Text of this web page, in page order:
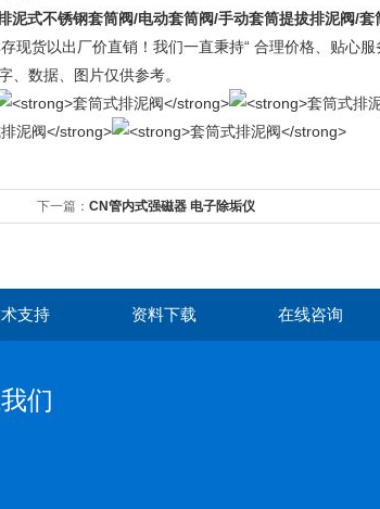
泥式不锈钢套筒阀/电动套筒阀/手动套筒提拔排泥阀/
现货以出厂价直销！我们一直秉持“ 合理价格、贴心
、数据、图片仅供参考。
下一篇： CN管内式强磁器 电子除垢仪
支持 资料下载 在线咨询
们